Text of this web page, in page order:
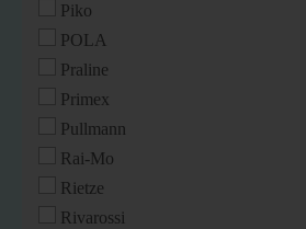
Piko
POLA
Praline
Primex
Pullmann
Rai-Mo
Rietze
Rivarossi